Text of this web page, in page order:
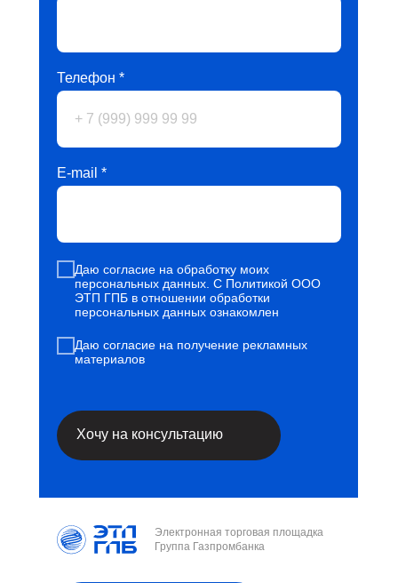
Телефон *
E-mail *
Даю согласие на обработку моих
персональных данных. С Политикой ООО
ЭТП ГПБ в отношении обработки
персональных данных ознакомлен
Даю согласие на получение рекламных
материалов
Хочу на консультацию
Электронная торговая площадка
Группа Газпромбанка